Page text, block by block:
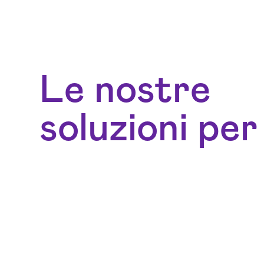
Le nostre
soluzioni